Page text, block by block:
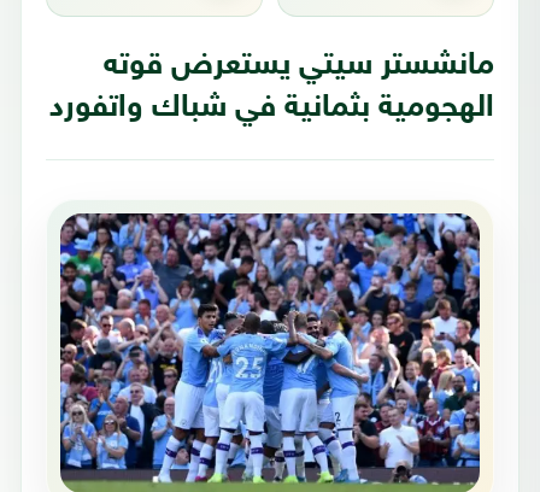
مانشستر سيتي يستعرض قوته
الهجومية بثمانية في شباك واتفورد